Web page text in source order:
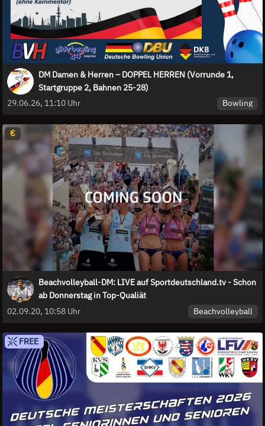
DM Damen & Herren – DOPPEL HERREN (Vorrunde 1,
Startgruppe 2, Bahnen 25-28)
29.06.26, 11:10 Uhr
Bowling
€
Beachvolleyball-DM: LIVE auf Sportdeutschland.tv - Schon
ab Donnerstag in Top-Qualiät
02.09.20, 10:58 Uhr
Beachvolleyball
FREE